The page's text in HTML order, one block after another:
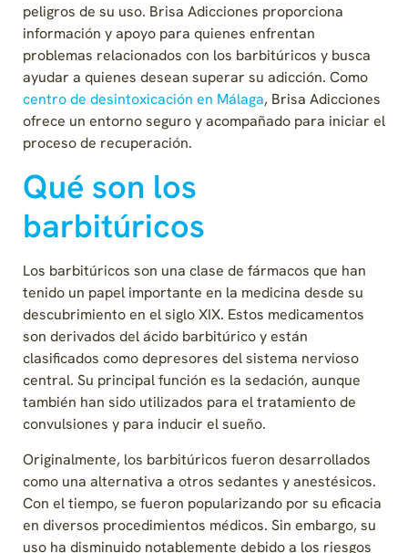
peligros de su uso. Brisa Adicciones proporciona
información y apoyo para quienes enfrentan
problemas relacionados con los barbitúricos y busca
ayudar a quienes desean superar su adicción. Como
centro de desintoxicación en Málaga, Brisa Adicciones
ofrece un entorno seguro y acompañado para iniciar el
proceso de recuperación.
Qué son los
barbitúricos
Los barbitúricos son una clase de fármacos que han
tenido un papel importante en la medicina desde su
descubrimiento en el siglo XIX. Estos medicamentos
son derivados del ácido barbitúrico y están
clasificados como depresores del sistema nervioso
central. Su principal función es la sedación, aunque
también han sido utilizados para el tratamiento de
convulsiones y para inducir el sueño.
Originalmente, los barbitúricos fueron desarrollados
como una alternativa a otros sedantes y anestésicos.
Con el tiempo, se fueron popularizando por su eficacia
en diversos procedimientos médicos. Sin embargo, su
uso ha disminuido notablemente debido a los riesgos